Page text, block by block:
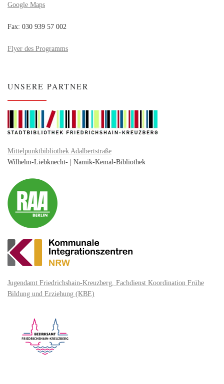
Google Maps
Fax: 030 939 57 002
Flyer des Programms
UNSERE PARTNER
Mittelpunktbibliothek Adalbertstraße
Wilhelm-Liebknecht- | Namik-Kemal-Bibliothek
Jugendamt Friedrichshain-Kreuzberg, Fachdienst Koordination Frühe
Bildung und Erziehung (KBE)